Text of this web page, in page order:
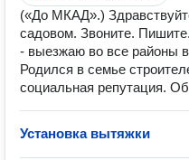
(«До МКАД».)
садовом. Звоните.
- выезжаю во все районы
Родился в семье
социальная репутация.
Установка вытяжки